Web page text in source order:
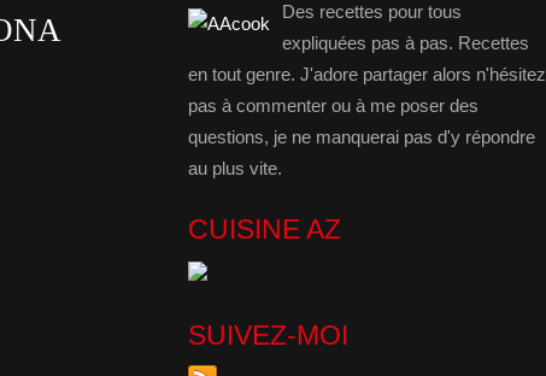
Des recettes pour tous
expliquées pas à pas. Recettes
en tout genre. J'adore partager alors n'hésitez
pas à commenter ou à me poser des
questions, je ne manquerai pas d'y répondre
au plus vite.
CUISINE AZ
SUIVEZ-MOI